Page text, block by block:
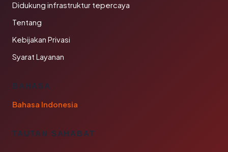
Didukung infrastruktur tepercaya
Tentang
Kebijakan Privasi
Syarat Layanan
BAHASA
Bahasa Indonesia
TAUTAN SAHABAT